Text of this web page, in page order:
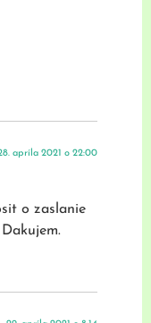
apríla 2021 o 22:00
o zaslanie